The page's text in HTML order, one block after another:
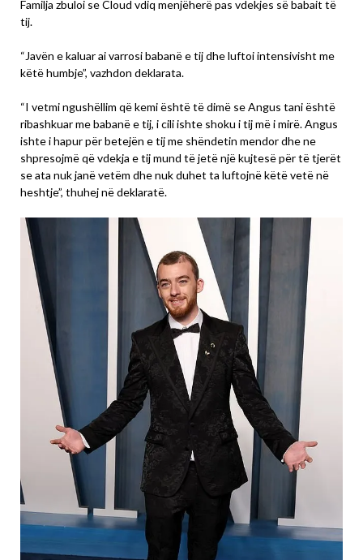
Familja zbuloi se Cloud vdiq menjëherë pas vdekjes së babait të
tij.
“Javën e kaluar ai varrosi babanë e tij dhe luftoi intensivisht me
këtë humbje”, vazhdon deklarata.
“I vetmi ngushëllim që kemi është të dimë se Angus tani është
ribashkuar me babanë e tij, i cili ishte shoku i tij më i mirë. Angus
ishte i hapur për betejën e tij me shëndetin mendor dhe ne
shpresojmë që vdekja e tij mund të jetë një kujtesë për të tjerët
se ata nuk janë vetëm dhe nuk duhet ta luftojnë këtë vetë në
heshtje”, thuhej në deklaratë.